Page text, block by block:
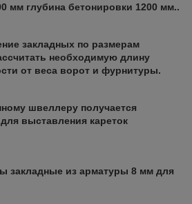
мм глубина бетонировки 1200 мм..
закладных по размерам
необходимую длину
от веса ворот и фурнитуры.
швеллеру получается
выставления кареток
закладные из арматуры 8 мм для